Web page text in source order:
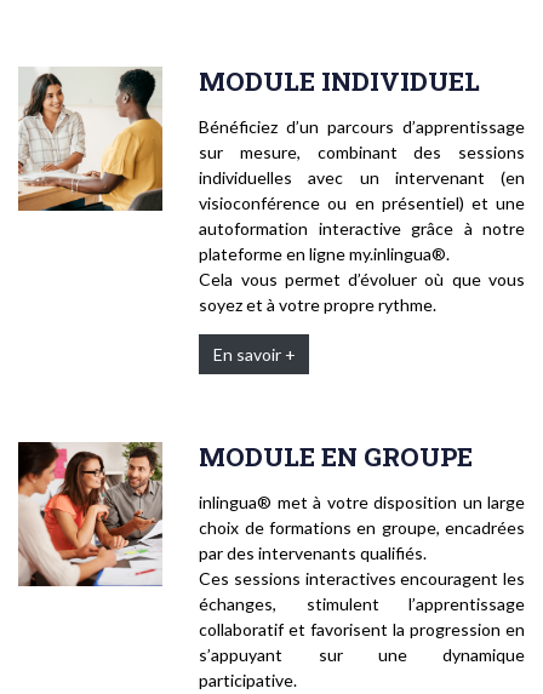
MODULE INDIVIDUEL
Bénéficiez d’un parcours d’apprentissage
sur mesure, combinant des sessions
individuelles avec un intervenant (en
visioconférence ou en présentiel) et une
autoformation interactive grâce à notre
plateforme en ligne my.inlingua®.
Cela vous permet d’évoluer où que vous
soyez et à votre propre rythme.
En savoir +
MODULE EN GROUPE
inlingua® met à votre disposition un large
choix de formations en groupe, encadrées
par des intervenants qualifiés.
Ces sessions interactives encouragent les
échanges, stimulent l’apprentissage
collaboratif et favorisent la progression en
s’appuyant sur une dynamique
participative.